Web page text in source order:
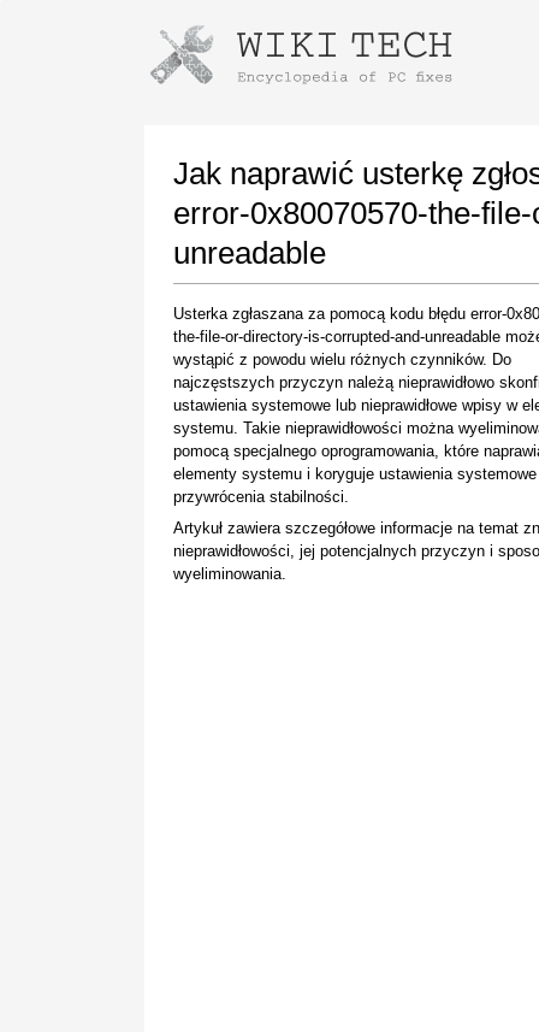
Jak naprawić usterkę
error-0x80070570-the-
unreadable
Usterka zgłaszana za pomocą kodu błędu error-
the-file-or-directory-is-corrupted-and-unreadable
wystąpić z powodu wielu różnych czynników. Do
najczęstszych przyczyn należą nieprawidłowo
ustawienia systemowe lub nieprawidłowe wpisy w
systemu. Takie nieprawidłowości można
pomocą specjalnego oprogramowania, które
elementy systemu i koryguje ustawienia
przywrócenia stabilności.
Artykuł zawiera szczegółowe informacje na temat
nieprawidłowości, jej potencjalnych przyczyn i
wyeliminowania.
Instructions for downloading using
Once the download is complete, click on the
downloaded file link